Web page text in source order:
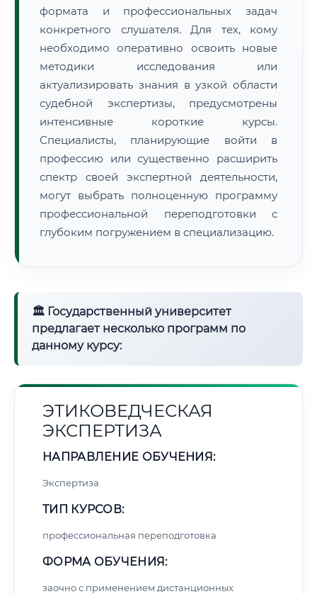
формата и профессиональных задач
конкретного слушателя. Для тех, кому
необходимо оперативно освоить новые
методики исследования или
актуализировать знания в узкой области
судебной экспертизы, предусмотрены
интенсивные короткие курсы.
Специалисты, планирующие войти в
профессию или существенно расширить
спектр своей экспертной деятельности,
могут выбрать полноценную программу
профессиональной переподготовки с
глубоким погружением в специализацию.
🏛 Государственный университет
предлагает несколько программ по
данному курсу:
ЭТИКОВЕДЧЕСКАЯ
ЭКСПЕРТИЗА
НАПРАВЛЕНИЕ ОБУЧЕНИЯ:
Экспертиза
ТИП КУРСОВ:
профессиональная переподготовка
ФОРМА ОБУЧЕНИЯ:
заочно с применением дистанционных